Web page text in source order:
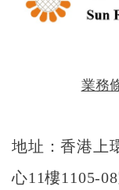
業務
地址：香港上
心11樓1105-